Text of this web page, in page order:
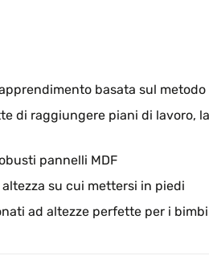
basata sul metodo
di raggiungere piani di lavoro,
pannelli MDF
su cui mettersi in piedi
ad altezze perfette per i bimbi